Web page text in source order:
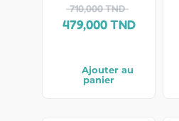
710,000TND
479,000TND
Ajouter au
panier